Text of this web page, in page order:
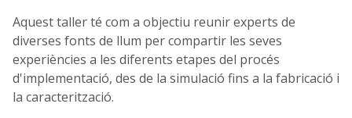
Aquest taller té com a objectiu reunir experts de
diverses fonts de llum per compartir les seves
experiències a les diferents etapes del procés
d'implementació, des de la simulació fins a la fabricació i
la caracterització.